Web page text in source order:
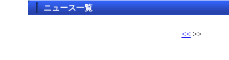
ニュース一覧
<< >>